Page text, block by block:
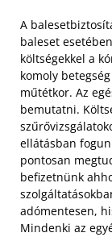
A
baleset
költségekkel a
komoly
műtétkor. Az
bemutatni.
ellátásban
pontosan
befizetnünk
adómentesen,
Mindenki az